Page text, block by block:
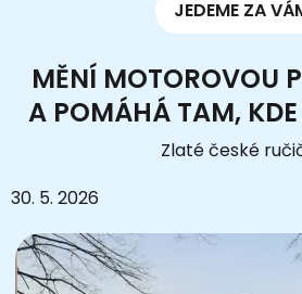
JEDEME ZA
MĚNÍ MOTOROVOU
A POMÁHÁ TAM,
Zlaté české
30. 5. 2026